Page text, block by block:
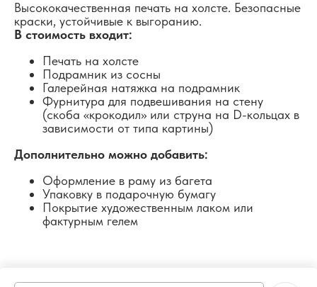
Высококачественная печать на холсте. Безопасные
краски, устойчивые к выгоранию.
В стоимость входит:
Печать на холсте
Подрамник из сосны
Галерейная натяжка на подрамник
Фурнитура для подвешивания на стену
(скоба «крокодил» или струна на D-кольцах в
зависимости от типа картины)
Дополнительно можно добавить:
Оформление в раму из багета
Упаковку в подарочную бумагу
Покрытие художественным лаком или
фактурным гелем